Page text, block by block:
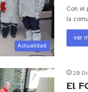
Actualidad
Con el
la
ver
20
El